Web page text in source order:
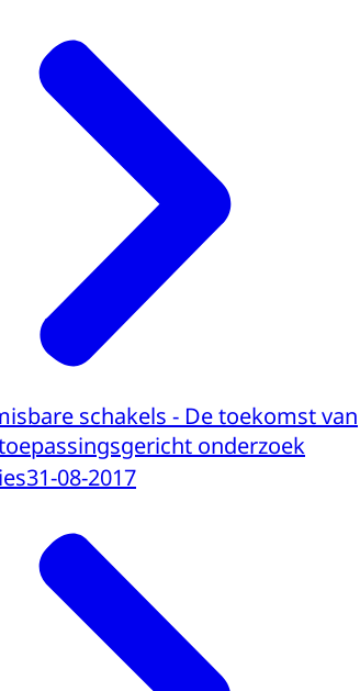
schakels - De toekomst van
onderzoek
31-08-2017